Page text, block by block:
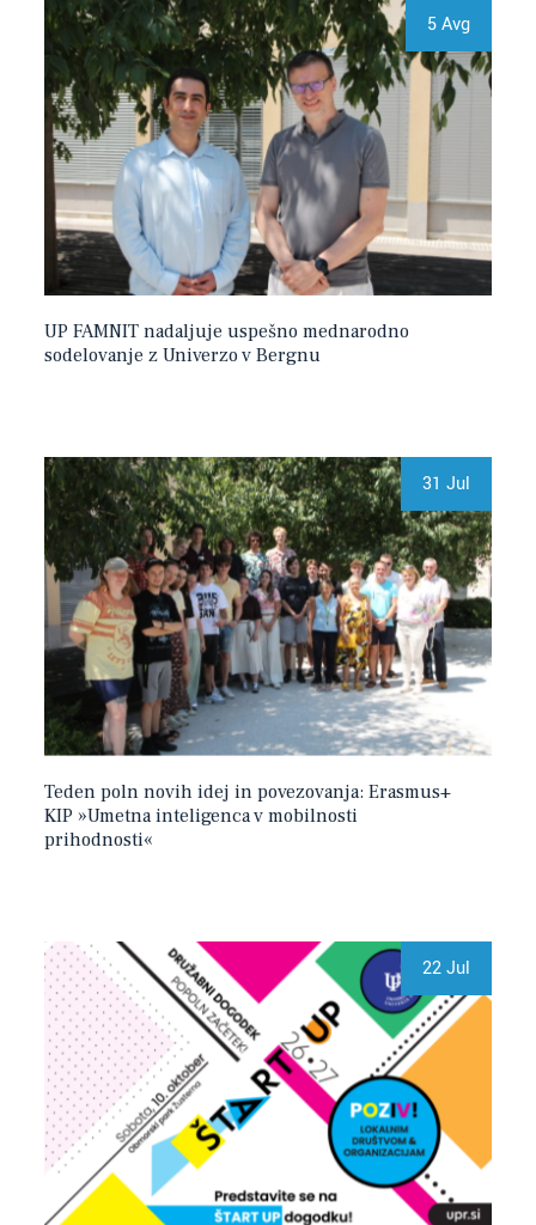
5 Avg
UP FAMNIT nadaljuje uspešno mednarodno
sodelovanje z Univerzo v Bergnu
31 Jul
Teden poln novih idej in povezovanja: Erasmus+
KIP »Umetna inteligenca v mobilnosti
prihodnosti«
22 Jul